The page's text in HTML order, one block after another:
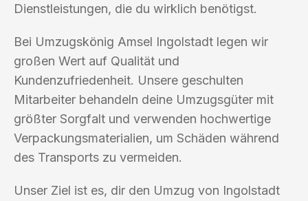
Dienstleistungen, die du wirklich benötigst.
Bei Umzugskönig Amsel Ingolstadt legen wir
großen Wert auf Qualität und
Kundenzufriedenheit. Unsere geschulten
Mitarbeiter behandeln deine Umzugsgüter mit
größter Sorgfalt und verwenden hochwertige
Verpackungsmaterialien, um Schäden während
des Transports zu vermeiden.
Unser Ziel ist es, dir den Umzug von Ingolstadt